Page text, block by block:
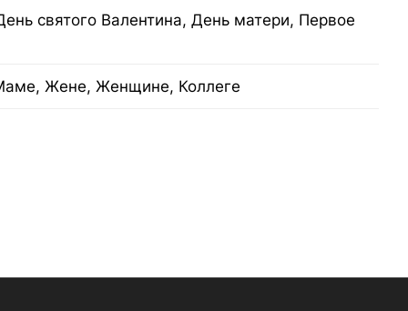
святого Валентина, День матери, Первое
Жене, Женщине, Коллеге